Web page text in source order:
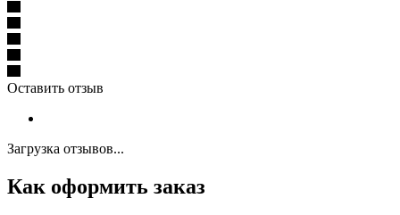
Оставить отзыв
Загрузка отзывов...
Как оформить заказ